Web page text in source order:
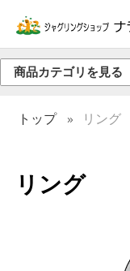
商品カテゴリを見る
トップ リング
リング